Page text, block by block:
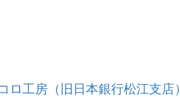
ロ工房（旧日本銀行松江支店